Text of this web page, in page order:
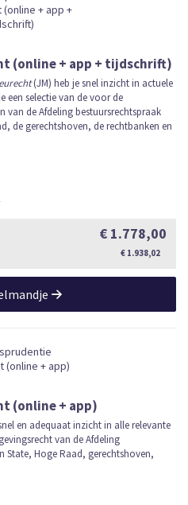
(online + app + tijdschrift)
(JM) heb je snel inzicht in actuele
een selectie van de voor de
de Afdeling bestuursrechtspraak
de gerechtshoven, de rechtbanken en
€ 1.778,00
€ 1.938,02
(online + app)
en adequaat inzicht in alle relevante
van de Afdeling
State, Hoge Raad, gerechtshoven,